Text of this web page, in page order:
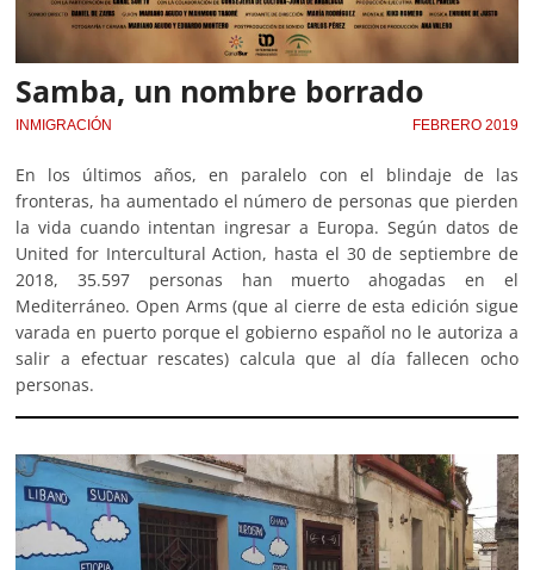
Samba, un nombre borrado
INMIGRACIÓN FEBRERO 2019
En los últimos años, en paralelo con el blindaje de las
fronteras, ha aumentado el número de personas que pierden
la vida cuando intentan ingresar a Europa. Según datos de
United for Intercultural Action, hasta el 30 de septiembre de
2018, 35.597 personas han muerto ahogadas en el
Mediterráneo. Open Arms (que al cierre de esta edición sigue
varada en puerto porque el gobierno español no le autoriza a
salir a efectuar rescates) calcula que al día fallecen ocho
personas.